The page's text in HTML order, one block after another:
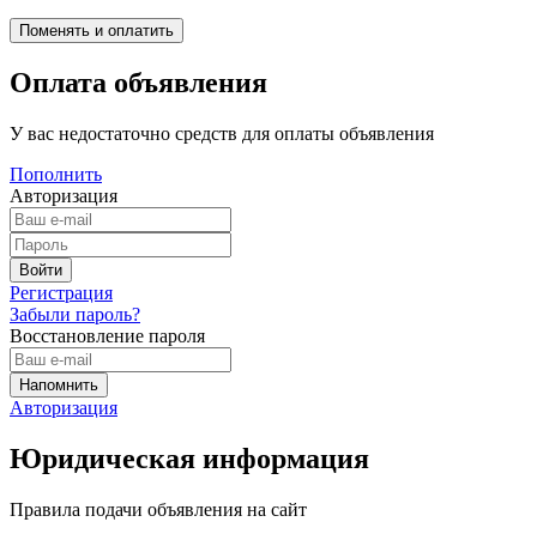
Оплата объявления
У вас недостаточно средств для оплаты объявления
Пополнить
Авторизация
Регистрация
Забыли пароль?
Восстановление пароля
Авторизация
Юридическая информация
Правила подачи объявления на сайт